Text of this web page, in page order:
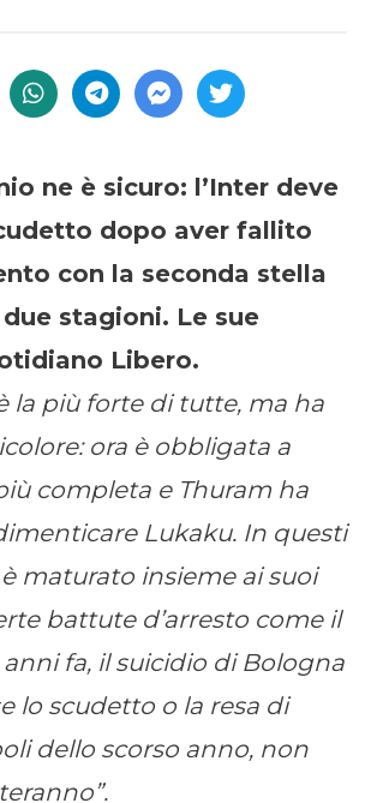
ne è sicuro: l’Inter deve
dopo aver fallito
con la seconda stella
stagioni. Le sue
Libero.
la più forte di tutte, ma ha
ora è obbligata a
completa e Thuram ha
Lukaku. In questi
maturato insieme ai suoi
battute d’arresto come il
fa, il suicidio di Bologna
lo scudetto o la resa di
dello scorso anno, non